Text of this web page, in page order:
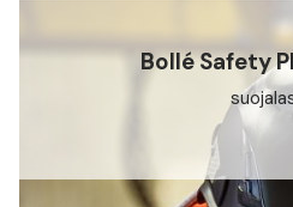
Bollé Safety